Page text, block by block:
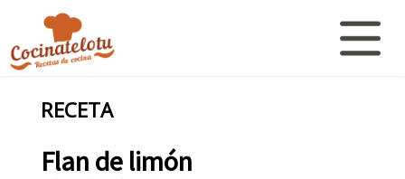
RECETA
Flan de limón